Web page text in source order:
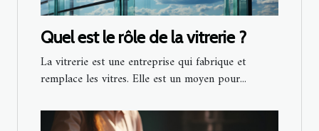
Quel est le rôle de la vitrerie ?
La vitrerie est une entreprise qui fabrique et
remplace les vitres. Elle est un moyen pour...